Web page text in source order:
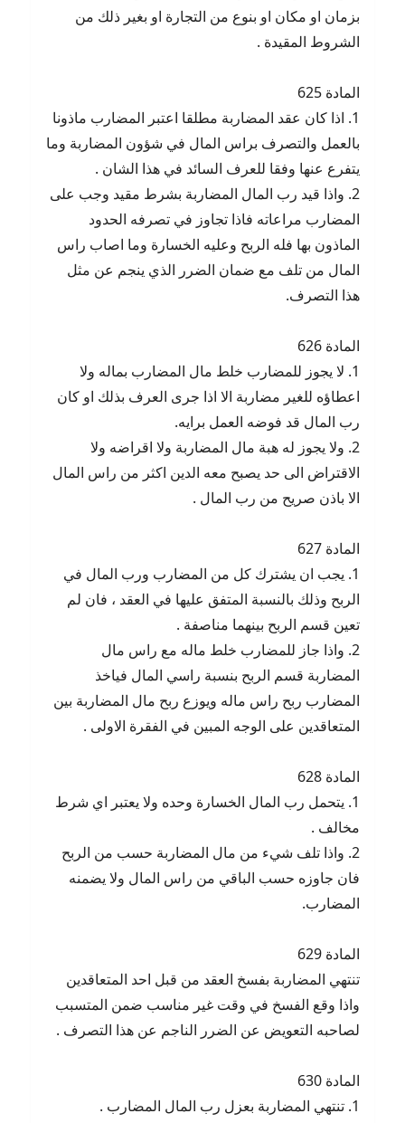
بزمان او مكان او بنوع من التجارة او بغير ذلك من
الشروط المقيدة .
المادة 625
1. اذا كان عقد المضاربة مطلقا اعتبر المضارب ماذونا
بالعمل والتصرف براس المال في شؤون المضاربة وما
يتفرع عنها وفقا للعرف السائد في هذا الشان .
2. واذا قيد رب المال المضاربة بشرط مقيد وجب على
المضارب مراعاته فاذا تجاوز في تصرفه الحدود
الماذون بها فله الربح وعليه الخسارة وما اصاب راس
المال من تلف مع ضمان الضرر الذي ينجم عن مثل
هذا التصرف.
المادة 626
1. لا يجوز للمضارب خلط مال المضارب بماله ولا
اعطاؤه للغير مضاربة الا اذا جرى العرف بذلك او كان
رب المال قد فوضه العمل برايه.
2. ولا يجوز له هبة مال المضاربة ولا اقراضه ولا
الاقتراض الى حد يصبح معه الدين اكثر من راس المال
الا باذن صريح من رب المال .
المادة 627
1. يجب ان يشترك كل من المضارب ورب المال في
الربح وذلك بالنسبة المتفق عليها في العقد ، فان لم
تعين قسم الربح بينهما مناصفة .
2. واذا جاز للمضارب خلط ماله مع راس مال
المضاربة قسم الربح بنسبة راسي المال فياخذ
المضارب ربح راس ماله ويوزع ربح مال المضاربة بين
المتعاقدين على الوجه المبين في الفقرة الاولى .
المادة 628
1. يتحمل رب المال الخسارة وحده ولا يعتبر اي شرط
مخالف .
2. واذا تلف شيء من مال المضاربة حسب من الربح
فان جاوزه حسب الباقي من راس المال ولا يضمنه
المضارب.
المادة 629
تنتهي المضاربة بفسخ العقد من قبل احد المتعاقدين
واذا وقع الفسخ في وقت غير مناسب ضمن المتسبب
لصاحبه التعويض عن الضرر الناجم عن هذا التصرف .
المادة 630
1. تنتهي المضاربة بعزل رب المال المضارب .